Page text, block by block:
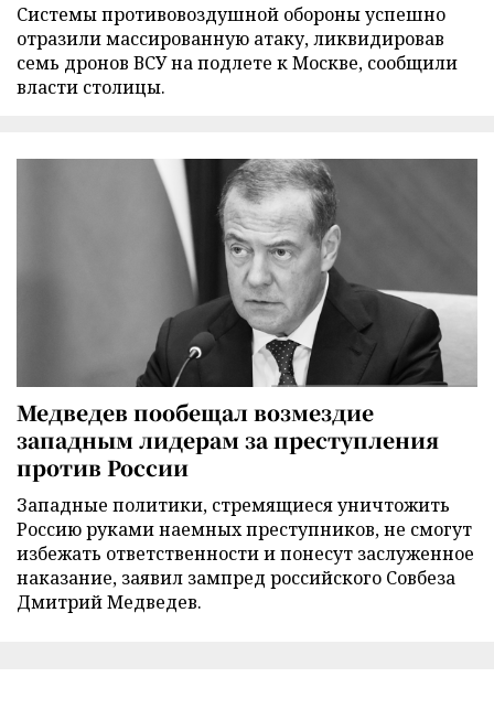
Cистемы противовоздушной обороны успешно
отразили массированную атаку, ликвидировав
семь дронов ВСУ на подлете к Москве, сообщили
власти столицы.
Медведев пообещал возмездие
западным лидерам за преступления
против России
Западные политики, стремящиеся уничтожить
Россию руками наемных преступников, не смогут
избежать ответственности и понесут заслуженное
наказание, заявил зампред российского Совбеза
Дмитрий Медведев.